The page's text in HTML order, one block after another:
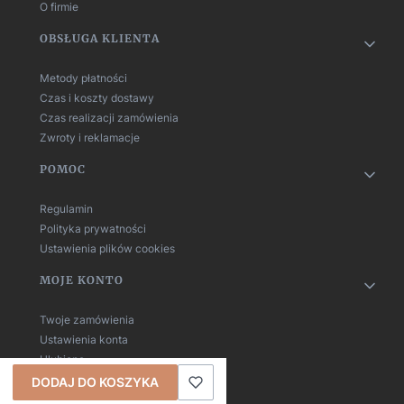
O firmie
OBSŁUGA KLIENTA
Metody płatności
Czas i koszty dostawy
Czas realizacji zamówienia
Zwroty i reklamacje
POMOC
Regulamin
Polityka prywatności
Ustawienia plików cookies
MOJE KONTO
Twoje zamówienia
Ustawienia konta
Ulubione
DODAJ DO KOSZYKA